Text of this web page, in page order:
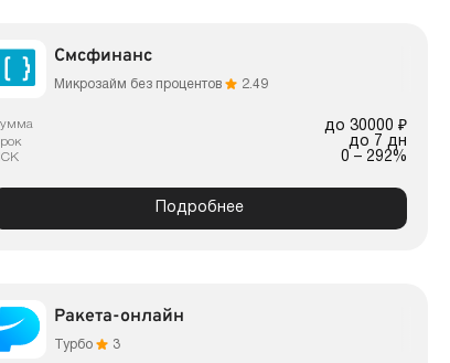
Смсфинанс
Микрозайм без процентов 2.49
до 30000 ₽
до 7 дн
0 – 292%
Подробнее
Ракета-онлайн
Турбо 3